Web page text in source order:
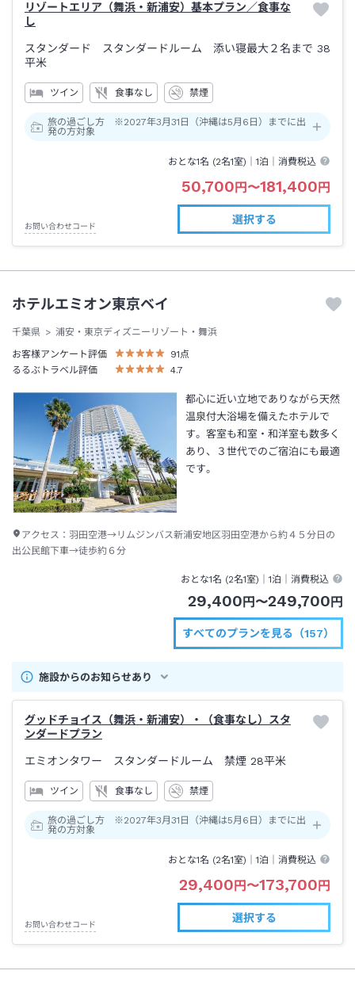
リゾートエリア（舞浜・新浦安）基本プラン／食事な
し
スタンダード スタンダードルーム 添い寝最大２名まで 38
平米
ツイン 食事なし 禁煙
旅の過ごし方 ※2027年3月31日（沖縄は5月6日）までに出
発の方対象
おとな1名 (2名1室)｜1泊 ｜消費税込
50,700 円 〜181,400 円
お問い合わせコード
選択する
ホテルエミオン東京ベイ
千葉県
浦安・東京ディズニーリゾート・舞浜
お客様アンケート評価
91 点
るるぶトラベル評価
4.7
都心に近い立地でありながら天然
温泉付大浴場を備えたホテルで
す。客室も和室・和洋室も数多く
あり、３世代でのご宿泊にも最適
です。
アクセス： 羽田空港→リムジンバス新浦安地区羽田空港から約４５分日の
出公民館下車→徒歩約６分
おとな1名 (2名1室)｜1泊 ｜消費税込
29,400 円 〜249,700 円
すべてのプランを見る（157）
施設からのお知らせあり
グッドチョイス（舞浜・新浦安）・（食事なし）スタ
ンダードプラン
エミオンタワー スタンダードルーム 禁煙 28平米
ツイン 食事なし 禁煙
旅の過ごし方 ※2027年3月31日（沖縄は5月6日）までに出
発の方対象
おとな1名 (2名1室)｜1泊 ｜消費税込
29,400 円 〜173,700 円
お問い合わせコード
選択する